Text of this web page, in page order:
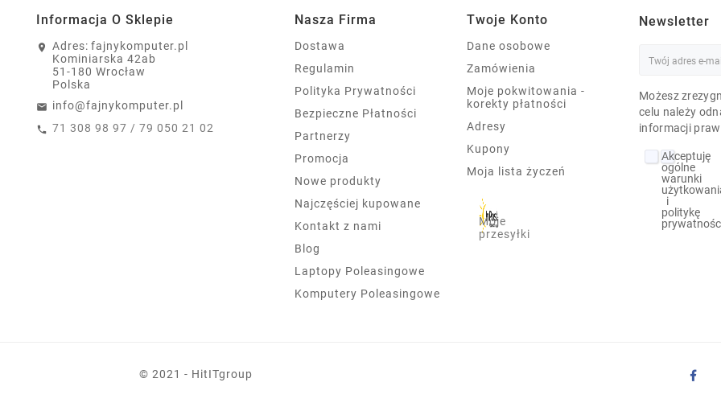
Informacja O Sklepie
Adres: fajnykomputer.pl
Kominiarska 42ab
51-180 Wrocław
Polska
info@fajnykomputer.pl
71 308 98 97 / 79 050 21 02
Nasza Firma
Dostawa
Regulamin
Polityka Prywatności
Bezpieczne Płatności
Partnerzy
Promocja
Nowe produkty
Najczęściej kupowane
Kontakt z nami
Blog
Laptopy Poleasingowe
Komputery Poleasingowe
Twoje Konto
Dane osobowe
Zamówienia
Moje pokwitowania -
korekty płatności
Adresy
Kupony
Moja lista życzeń
Moje
przesyłki
Newsletter
Możesz
celu należy
informacji
Akceptuję
ogólne
warunki
i
politykę
© 2021 - HitITgroup